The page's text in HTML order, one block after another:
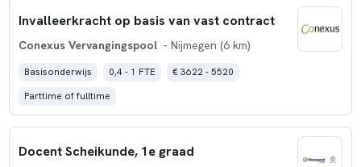
Invalleerkracht op basis van vast contract
Conexus Vervangingspool - Nijmegen (6 km)
Basisonderwijs 0,4 - 1 FTE
€ 3622 - 5520
Parttime of fulltime
Docent Scheikunde, 1e graad